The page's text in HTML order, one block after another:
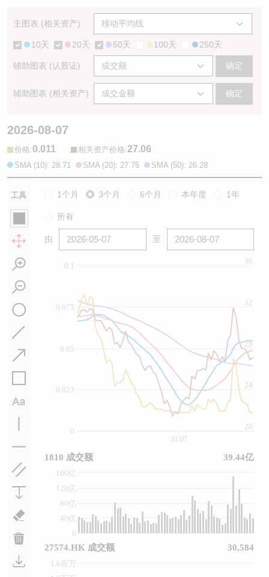
主图表 (相关资产)
10天 20天 50天 100天 250天
辅助图表 (认股证) 确定
辅助图表 (相关资产) 确定
2026-08-07
价格:0.011 相关资产价格:27.06
SMA (10): 28.71 SMA (20): 27.75 SMA (50): 26.28
工具 1个月 3个月 6个月 本年度 1年
所有
由 至
0
0.05
0.1
0.025
0.075
20
24
28
32
36
0
40亿
80亿
120亿
160亿
1.6百万
01/07
1810 成交额 39.44亿
27574.HK 成交额 30,584